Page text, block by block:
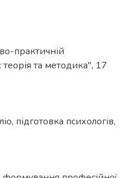
практичній
та методика", 17
, підготовка психологів,